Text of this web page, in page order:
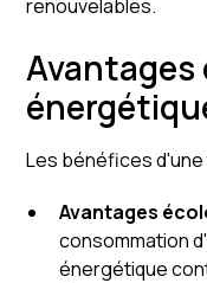
renouvelables.
Avantages
Les bénéfices
Avantages
consommation
énergétique